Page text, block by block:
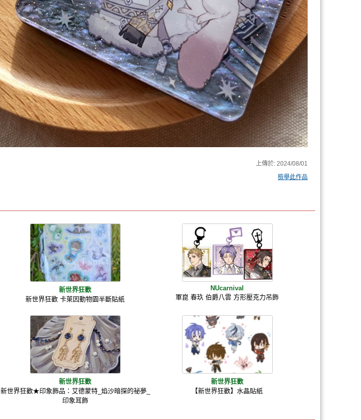
上傳於: 2024/08/01
檢舉此作品
新世界狂歡
新世界狂歡 卡萊因動物園半斷貼紙
NUcarnival
軍崑 春玖 伯爵八雲 方形壓克力吊飾
新世界狂歡
新世界狂歡★印象飾品：艾德蒙特_焰沙暗探的祕夢_
印象耳飾
新世界狂歡
【新世界狂歡】水晶貼紙